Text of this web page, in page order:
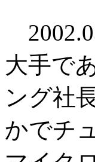
大手で
ング社
かでチ